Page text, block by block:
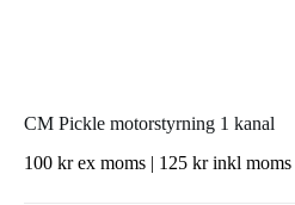
CM Pickle motorstyrning 1 kanal
100 krex moms | 125 krinkl moms